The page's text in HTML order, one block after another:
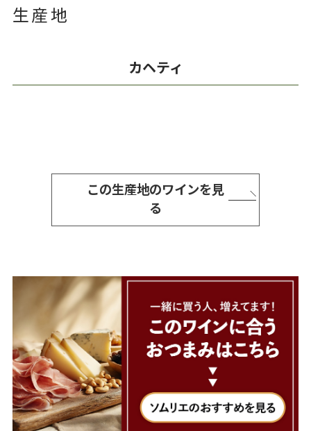
生産地
カヘティ
この生産地のワインを見
る